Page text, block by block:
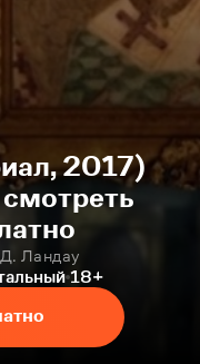
2017)
Ландау
18+